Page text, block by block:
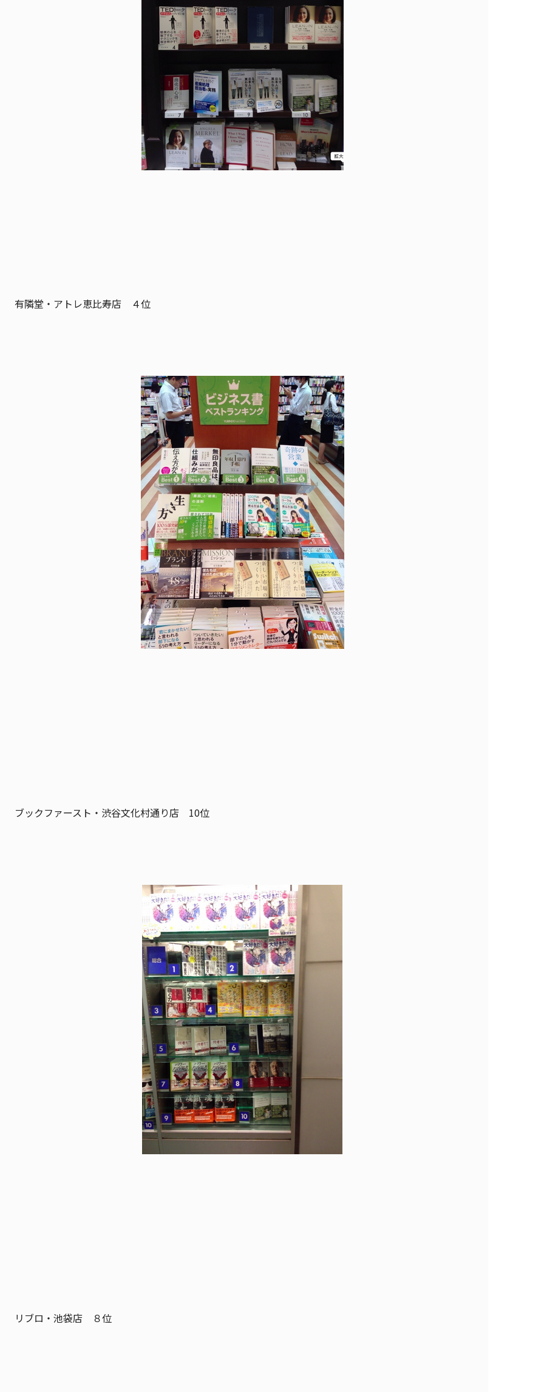
有隣堂・アトレ恵比寿店 ４位
ブックファースト・渋谷文化村通り店 10位
リブロ・池袋店 ８位